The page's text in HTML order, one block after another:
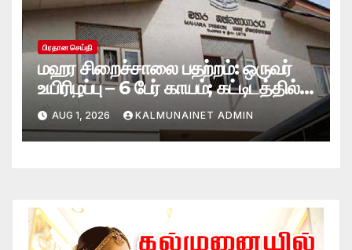
பிரதான செய்தி
மஹர சிறைச்சாலை பதற்றம்: ஒருவர்
உயிரிழப்பு – 6 பேர் காயம்; கட்டிடத்தில்
பாரிய தீ
AUG 1, 2026 KALMUNAINET ADMIN